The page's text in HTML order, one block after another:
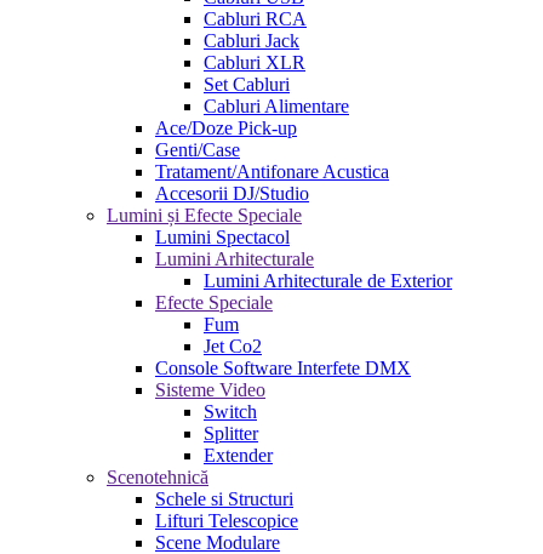
Cabluri RCA
Cabluri Jack
Cabluri XLR
Set Cabluri
Cabluri Alimentare
Ace/Doze Pick-up
Genti/Case
Tratament/Antifonare Acustica
Accesorii DJ/Studio
Lumini și Efecte Speciale
Lumini Spectacol
Lumini Arhitecturale
Lumini Arhitecturale de Exterior
Efecte Speciale
Fum
Jet Co2
Console Software Interfete DMX
Sisteme Video
Switch
Splitter
Extender
Scenotehnică
Schele si Structuri
Lifturi Telescopice
Scene Modulare